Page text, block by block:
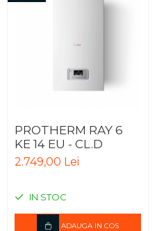
PROTHERM RAY 6
KE 14 EU - CL.D
2.749,00 Lei
IN STOC
ADAUGA IN COS